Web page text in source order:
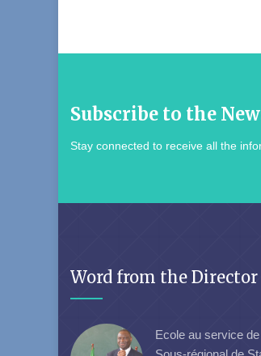
Subscribe to the
Stay connected to receive all the
Word from the
Ecole au service de